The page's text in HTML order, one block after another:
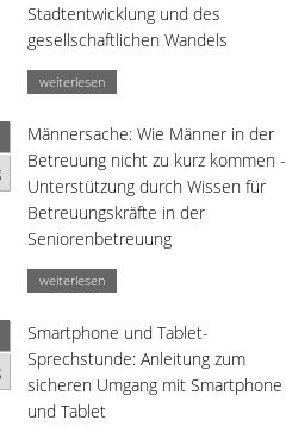
Stadtentwicklung und des
gesellschaftlichen Wandels
weiterlesen
Männersache: Wie Männer in der
Betreuung nicht zu kurz kommen -
Unterstützung durch Wissen für
Betreuungskräfte in der
Seniorenbetreuung
weiterlesen
Smartphone und Tablet-
Sprechstunde: Anleitung zum
sicheren Umgang mit Smartphone
und Tablet